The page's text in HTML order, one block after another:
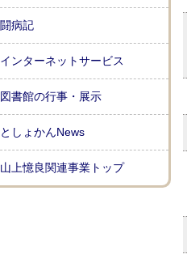
闘病記
インターネットサービス
図書館の行事・展示
としょかんNews
山上憶良関連事業トップ